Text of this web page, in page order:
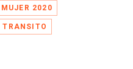
2020
TRANSITO